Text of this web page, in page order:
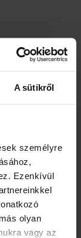
A sütikről
személyre
Ezenkívül
olyan
vagy az
a
az